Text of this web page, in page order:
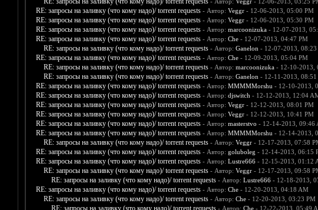
RE: запросы на заливку (что кому надо)/ torrent requests - Автор: Veggr- 12-06-2013, 05:00 PM
RE: запросы на заливку (что кому надо)/ torrent requests - Автор: Veggr- 12-06-2013, 05:30 PM
RE: запросы на заливку (что кому надо)/ torrent requests - Автор: marcoonizuka- 12-07-2013,
RE: запросы на заливку (что кому надо)/ torrent requests - Автор: Che- 12-07-2013, 04:47 PM
RE: запросы на заливку (что кому надо)/ torrent requests - Автор: Ganelon - 12-07-2013, 08:23
RE: запросы на заливку (что кому надо)/ torrent requests - Автор: Che- 12-09-2013, 05:04 PM
RE: запросы на заливку (что кому надо)/ torrent requests - Автор: marcoonizuka- 12-10-2013,
RE: запросы на заливку (что кому надо)/ torrent requests - Автор: Ganelon - 12-11-2013, 08:51
RE: запросы на заливку (что кому надо)/ torrent requests - Автор: MMMMMorshu - 12-10-2013,
RE: запросы на заливку (что кому надо)/ torrent requests - Автор: djswitch - 12-12-2013, 12:04
RE: запросы на заливку (что кому надо)/ torrent requests - Автор: Veggr- 12-12-2013, 08:01 PM
RE: запросы на заливку (что кому надо)/ torrent requests - Автор: Veggr- 12-12-2013, 10:41 PM
RE: запросы на заливку (что кому надо)/ torrent requests - Автор: masterstvo - 12-14-2013, 09:46
RE: запросы на заливку (что кому надо)/ torrent requests - Автор: MMMMMorshu - 12-14-2013,
RE: запросы на заливку (что кому надо)/ torrent requests - Автор: Veggr- 12-17-2013, 07:58
RE: запросы на заливку (что кому надо)/ torrent requests - Автор: goluboleg - 12-14-2013, 06:15
RE: запросы на заливку (что кому надо)/ torrent requests - Автор: Lustre666- 12-15-2013, 01:12
RE: запросы на заливку (что кому надо)/ torrent requests - Автор: Veggr- 12-17-2013, 09:58
RE: запросы на заливку (что кому надо)/ torrent requests - Автор: Lustre666- 12-18-2013,
RE: запросы на заливку (что кому надо)/ torrent requests - Автор: Che- 12-20-2013, 04:18 AM
RE: запросы на заливку (что кому надо)/ torrent requests - Автор: Che- 12-20-2013, 03:23 PM
RE: запросы на заливку (что кому надо)/ torrent requests - Автор: Che- 12-22-2013, 05:49